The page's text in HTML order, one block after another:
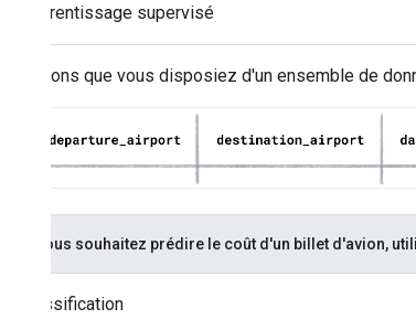
Apprentissage supervisé
Supposons que vous disposiez d'un ensemble de
Si vous souhaitez prédire le coût d'un billet d'avion,
Classification